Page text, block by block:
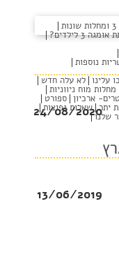
3 לילדים?
נוספות
עלינו לא עלה חדש
מחלות מוח ניווניות
ארכיון ספורט
יתר שאלות נפוצות
שלנו24/08/2020
13/06/2019